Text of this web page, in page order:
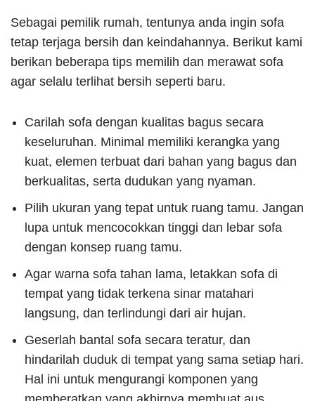
Sebagai pemilik rumah, tentunya anda ingin sofa
tetap terjaga bersih dan keindahannya. Berikut kami
berikan beberapa tips memilih dan merawat sofa
agar selalu terlihat bersih seperti baru.
Carilah sofa dengan kualitas bagus secara
keseluruhan. Minimal memiliki kerangka yang
kuat, elemen terbuat dari bahan yang bagus dan
berkualitas, serta dudukan yang nyaman.
Pilih ukuran yang tepat untuk ruang tamu. Jangan
lupa untuk mencocokkan tinggi dan lebar sofa
dengan konsep ruang tamu.
Agar warna sofa tahan lama, letakkan sofa di
tempat yang tidak terkena sinar matahari
langsung, dan terlindungi dari air hujan.
Geserlah bantal sofa secara teratur, dan
hindarilah duduk di tempat yang sama setiap hari.
Hal ini untuk mengurangi komponen yang